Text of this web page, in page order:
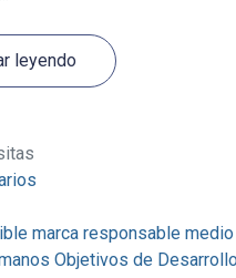
leyendo
marca responsable
Objetivos de